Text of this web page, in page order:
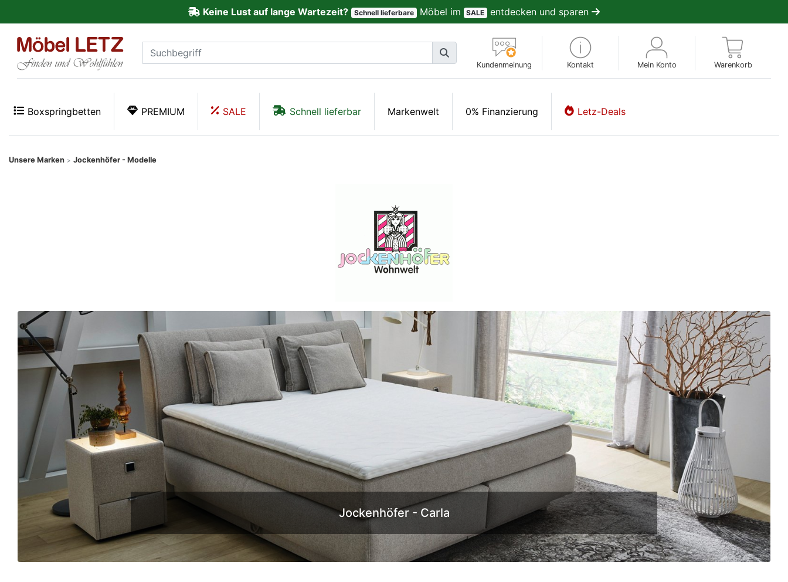
Keine Lust auf lange Wartezeit? Schnell lieferbare Möbel im SALE entdecken und sparen
Kundenmeinung Kontakt Mein Konto Warenkorb
Boxspringbetten PREMIUM SALE Schnell lieferbar Markenwelt 0% Finanzierung Letz-Deals
Unsere Marken > Jockenhöfer - Modelle
Jockenhöfer - Carla
Kundenmeinungen
PREMIUM
Schnell
Finanzierung
Markenwelt
Letz-
Deals